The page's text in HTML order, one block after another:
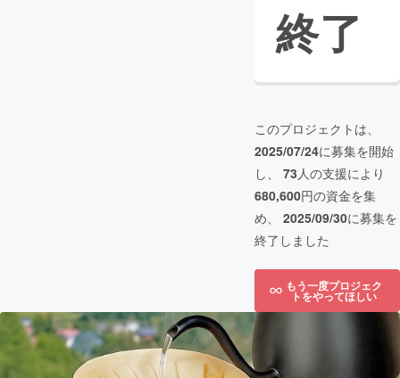
終了
このプロジェクトは、
2025/07/24に募集を開始
し、 73人の支援により
680,600円の資金を集
め、 2025/09/30に募集を
終了しました
もう一度プロジェク
トをやってほしい